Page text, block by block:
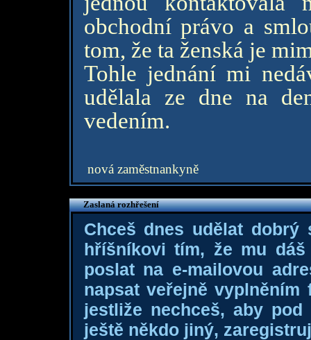
obchodní právo a
tom, že ta ženská je
Tohle jednání mi
udělala ze dne na
vedením.
nová zaměstnankyně
Zaslaná rozhřešení
Chceš dnes udělat dobrý
hříšníkovi tím, že mu
poslat na e-mailovou
napsat veřejně
jestliže nechceš, aby
ještě někdo jiný,